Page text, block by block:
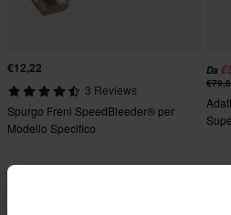
€12,22
3 Reviews
Spurgo Freni SpeedBleeder® per
Modello Specifico
Da